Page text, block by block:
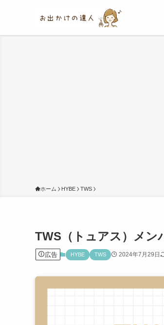
ホーム HYBE TWS
TWS（トュアス）メン
広告 HYBE TWS 2024年7月29日